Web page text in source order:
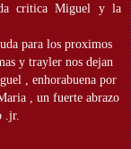
critica Miguel y la
para los proximos
y trayler nos dejan
, enhorabuena por
, un fuerte abrazo
.jr.